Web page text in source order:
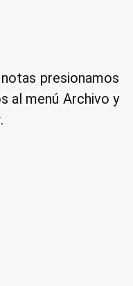
presionamos
al menú Archivo y
.